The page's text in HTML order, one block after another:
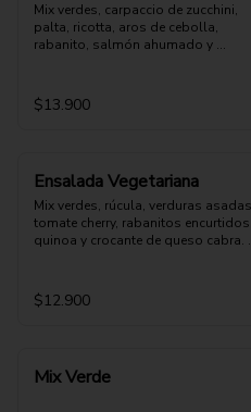
Mix verdes, carpaccio de zucchini,
palta, ricotta, aros de cebolla,
rabanito, salmón ahumado y
$13.900
Ensalada Vegetariana
Mix verdes, rúcula, verduras
tomate cherry, rabanitos encurtidos,
quinoa y crocante de queso cabra.
$12.900
Mix Verde